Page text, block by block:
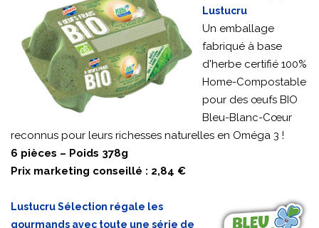
Lustucru
Un emballage
fabriqué à base
d'herbe certifié 100%
Home-Compostable
pour des œufs BIO
Bleu-Blanc-Cœur
reconnus pour leurs richesses naturelles en Oméga 3 !
6 pièces – Poids 378g
Prix marketing conseillé : 2,84 €
Lustucru Sélection régale les
gourmands avec toute une série de